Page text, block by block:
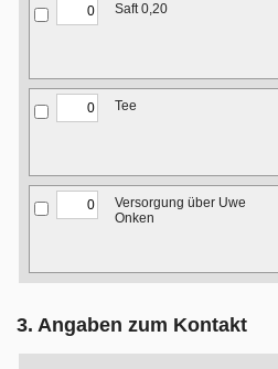
Saft 0,20
Tee
Versorgung über Uwe
Onken
3. Angaben zum Kontakt